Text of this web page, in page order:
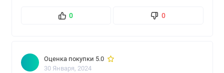
0 0
Оценка покупки 5.0
30 Января, 2024